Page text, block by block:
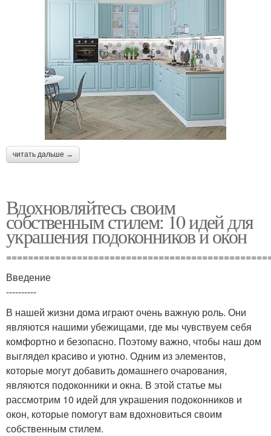
читать дальше →
Вдохновляйтесь своим
собственным стилем: 10 идей для
украшения подоконников и окон
Введение
----------
В нашей жизни дома играют очень важную роль. Они
являются нашими убежищами, где мы чувствуем себя
комфортно и безопасно. Поэтому важно, чтобы наш дом
выглядел красиво и уютно. Одним из элементов,
которые могут добавить домашнего очарования,
являются подоконники и окна. В этой статье мы
рассмотрим 10 идей для украшения подоконников и
окон, которые помогут вам вдохновиться своим
собственным стилем.